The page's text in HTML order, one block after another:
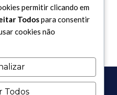
permitir clicando em
Todospara consentir
cookies não
Todos